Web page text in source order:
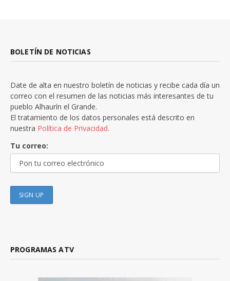
BOLETÍN DE NOTICIAS
Date de alta en nuestro boletín de noticias y recibe cada día un
correo con el resumen de las noticias más interesantes de tu
pueblo Alhaurín el Grande.
El tratamiento de los datos personales está descrito en
nuestra Política de Privacidad.
Tu correo:
PROGRAMAS ATV